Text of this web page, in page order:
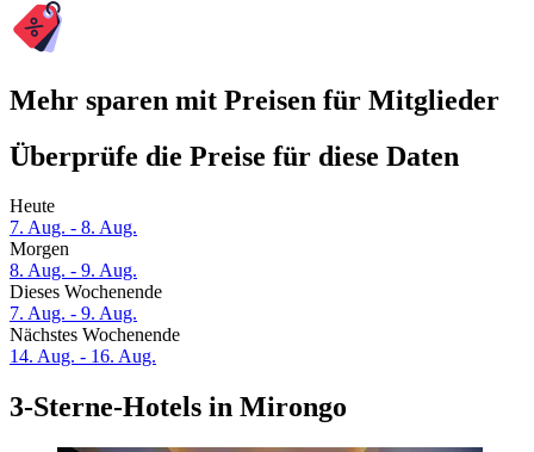
Mehr sparen mit Preisen für Mitglieder
Überprüfe die Preise für diese Daten
Heute
7. Aug. - 8. Aug.
Morgen
8. Aug. - 9. Aug.
Dieses Wochenende
7. Aug. - 9. Aug.
Nächstes Wochenende
14. Aug. - 16. Aug.
3-Sterne-Hotels in Mirongo